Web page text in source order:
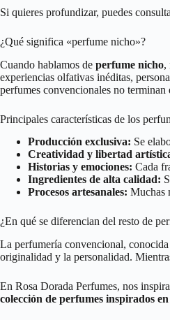
Si quieres profundizar, puedes
¿Qué significa «perfume nicho»?
Cuando hablamos de perfume nicho,
experiencias olfativas inéditas,
perfumes convencionales no
Principales características de los
Producción exclusiva: Se
Creatividad y libertad
Historias y emociones: Cada
Ingredientes de alta calidad:
Procesos artesanales: Muchas
¿En qué se diferencian del resto de
La perfumería convencional,
originalidad y la personalidad.
En Rosa Dorada Perfumes, nos
colección de perfumes inspirados